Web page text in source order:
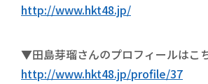
http://www.hkt48.jp/
▼田島芽瑠さんのプロフィールはこ
http://www.hkt48.jp/profile/37